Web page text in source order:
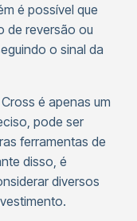
é possível que
de reversão ou
o sinal da
é apenas um
pode ser
ferramentas de
disso, é
diversos